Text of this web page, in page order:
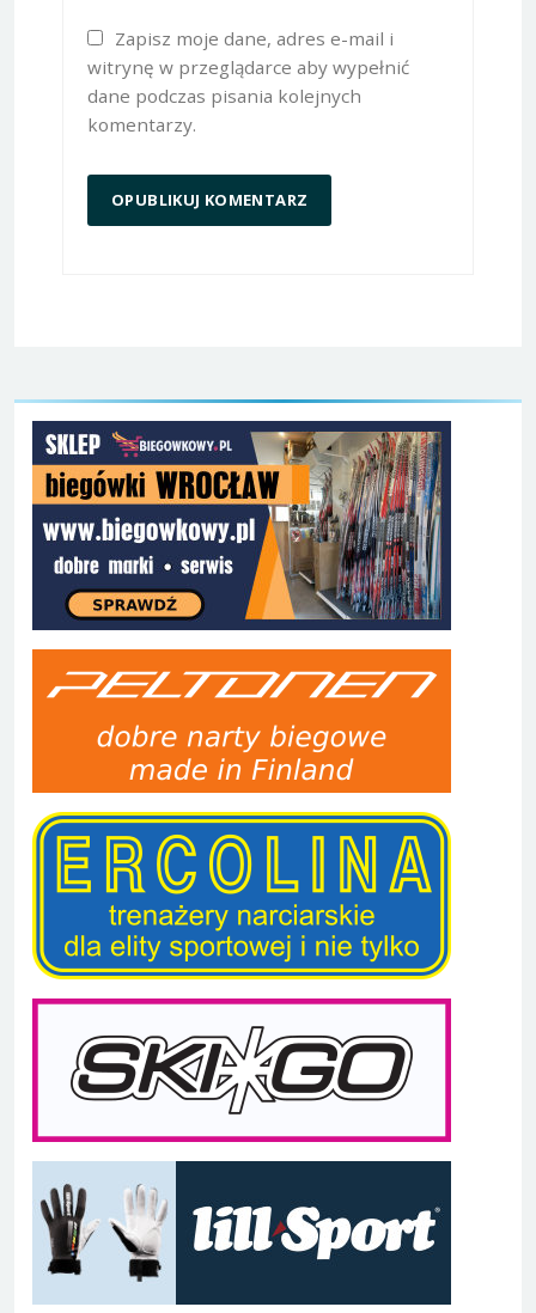
Zapisz moje dane, adres e-mail i
witrynę w przeglądarce aby wypełnić
dane podczas pisania kolejnych
komentarzy.